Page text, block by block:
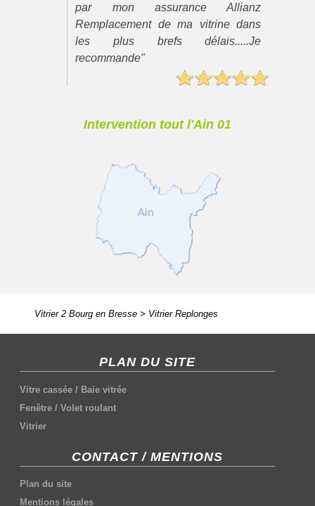
par mon assurance Allianz
Remplacement de ma vitrine dans
les plus brefs délais.....Je
recommande"
Intervention tout l'Ain 01
Vitrier 2 Bourg en Bresse> Vitrier Replonges
PLAN DU SITE
Vitre cassée / Baie vitrée
Fenêtre /Volet roulant
Vitrier
CONTACT / MENTIONS
Plan du site
Mentions légales